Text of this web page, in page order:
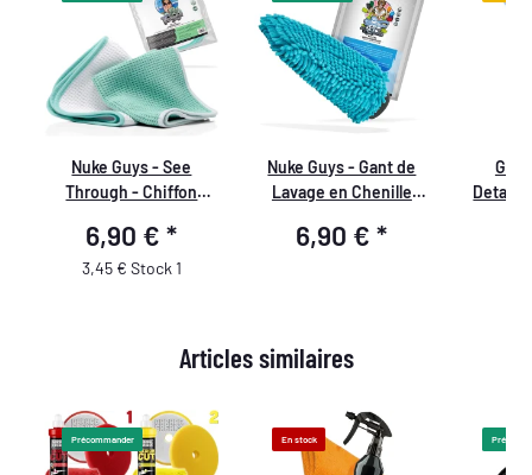
Nuke Guys - See
Through - Chiffon
GSM, 35x35cm -
menthe/blanc - Pack
6,90 €*
3,45 € Stock 1
Nuke Guys - Gant de
Lavage en Chenille
6,90 €*
Articles similaires
Précommander En stock